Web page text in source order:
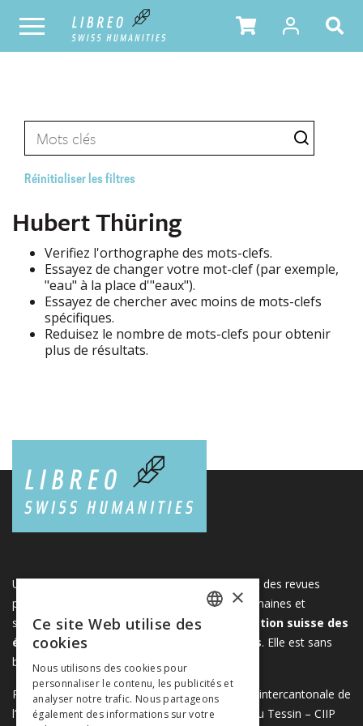
Réinitialiser les filtres
Hubert Thüring
Verifiez l'orthographe des mots-clefs.
Essayez de changer votre mot-clef (par exemple,
"eau" à la place d'"eaux").
Essayez de chercher avec moins de mots-clefs
spécifiques.
Reduisez le nombre de mots-clefs pour obtenir
plus de résultats.
Une plateforme unique regroupant des livres et des revues
publiés par les éditeurs suisses de sciences humaines et
sociales. Libreo.ch est la propriété de l'
Association suisse des
éditeurs de sciences sociales et humaines. Elle est sans
but lucratif.www.editeurssuisses.ch
Projet réalisé avec le soutien de la Conférence intercantonale de
l’instruction publique de la Suisse romande et du Tessin – CIIP
ITALIAN
×
Ce site Web utilise des
cookies
Nous utilisons des cookies pour
personnaliser le contenu, les publicités et
analyser notre trafic. Nous partageons
également des informations sur votre